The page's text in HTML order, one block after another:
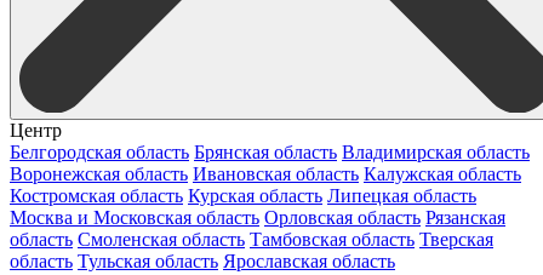
Центр
Белгородская область Брянская область Владимирская область
Воронежская область Ивановская область Калужская область
Костромская область Курская область Липецкая область
Москва и Московская область Орловская область Рязанская
область Смоленская область Тамбовская область Тверская
область Тульская область Ярославская область